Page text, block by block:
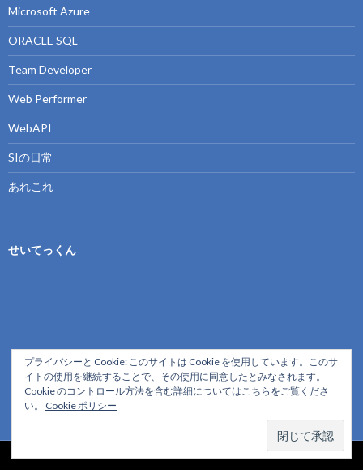
Microsoft Azure
ORACLE SQL
Team Developer
Web Performer
WebAPI
SIの日常
あれこれ
せいてっくん
プライバシーと Cookie: このサイトは Cookie を使用しています。このサ
イトの使用を継続することで、その使用に同意したとみなされます。
Cookie のコントロール方法を含む詳細についてはこちらをご覧くださ
い。 Cookie ポリシー